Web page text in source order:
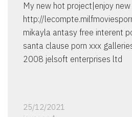
My new hot project|enjoy
http://
mikayla antasy free interent
santa clause porn xxx
2008 jelsoft enterprises ltd
25/12/2021